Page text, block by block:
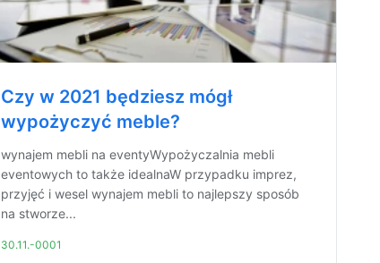
Czy w 2021 będziesz mógł
wypożyczyć meble?
wynajem mebli na eventyWypożyczalnia mebli
eventowych to także idealnaW przypadku imprez,
przyjęć i wesel wynajem mebli to najlepszy sposób
na stworze...
30.11.-0001